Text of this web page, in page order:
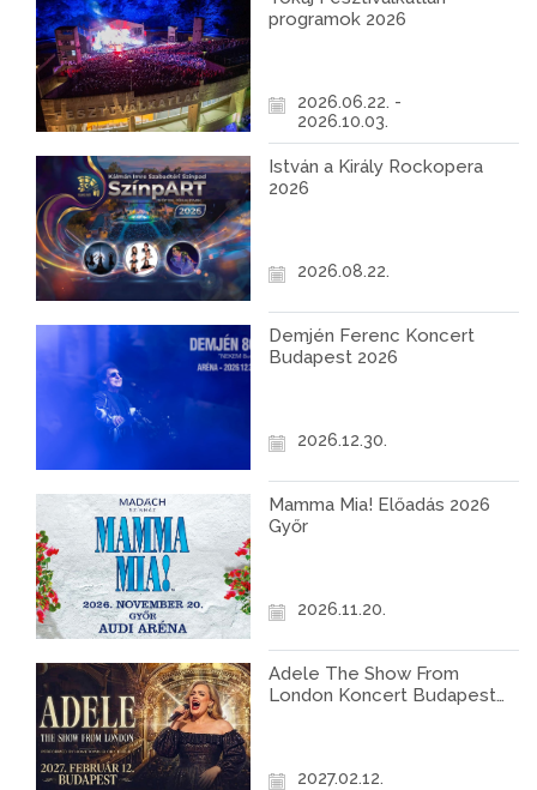
programok 2026
2026.06.22. -
2026.10.03.
István a Király Rockopera
2026
2026.08.22.
Demjén Ferenc Koncert
Budapest 2026
2026.12.30.
Mamma Mia! Előadás 2026
Győr
2026.11.20.
Adele The Show From
London Koncert Budapest
2027.02.12.